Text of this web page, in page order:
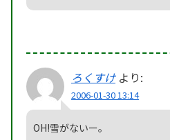
ろくすけ より:
2006-01-30 13:14
OH!雪がないー。